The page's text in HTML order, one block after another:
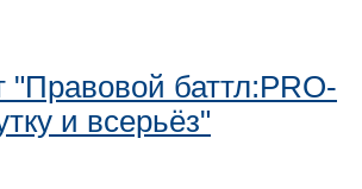
"Правовой баттл:PRO-
и всерьёз"